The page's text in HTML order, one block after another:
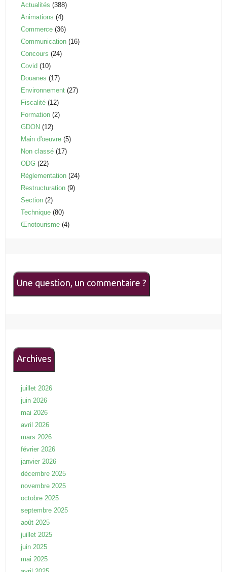
Actualités (388)
Animations (4)
Commerce (36)
Communication (16)
Concours (24)
Covid (10)
Douanes (17)
Environnement (27)
Fiscalité (12)
Formation (2)
GDON (12)
Main d'oeuvre (5)
Non classé (17)
ODG (22)
Réglementation (24)
Restructuration (9)
Section (2)
Technique (80)
Œnotourisme (4)
Une question, un commentaire ?
Archives
juillet 2026
juin 2026
mai 2026
avril 2026
mars 2026
février 2026
janvier 2026
décembre 2025
novembre 2025
octobre 2025
septembre 2025
août 2025
juillet 2025
juin 2025
mai 2025